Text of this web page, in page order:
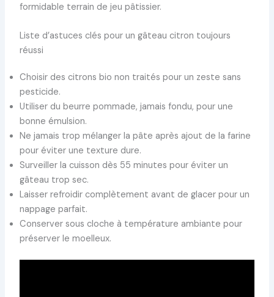
formidable terrain de jeu pâtissier.
Liste d’astuces clés pour un gâteau citron toujours
réussi
Choisir des citrons bio non traités pour un zeste sans
pesticide.
Utiliser du beurre pommade, jamais fondu, pour une
bonne émulsion.
Ne jamais trop mélanger la pâte après ajout de la farine
pour éviter une texture dure.
Surveiller la cuisson dès 55 minutes pour éviter un
gâteau trop sec.
Laisser refroidir complètement avant de glacer pour un
nappage parfait.
Conserver sous cloche à température ambiante pour
préserver le moelleux.